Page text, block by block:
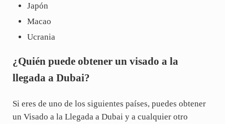
Japón
Macao
Ucrania
¿Quién puede obtener un visado a la
llegada a Dubai?
Si eres de uno de los siguientes países, puedes obtener
un Visado a la Llegada a Dubai y a cualquier otro